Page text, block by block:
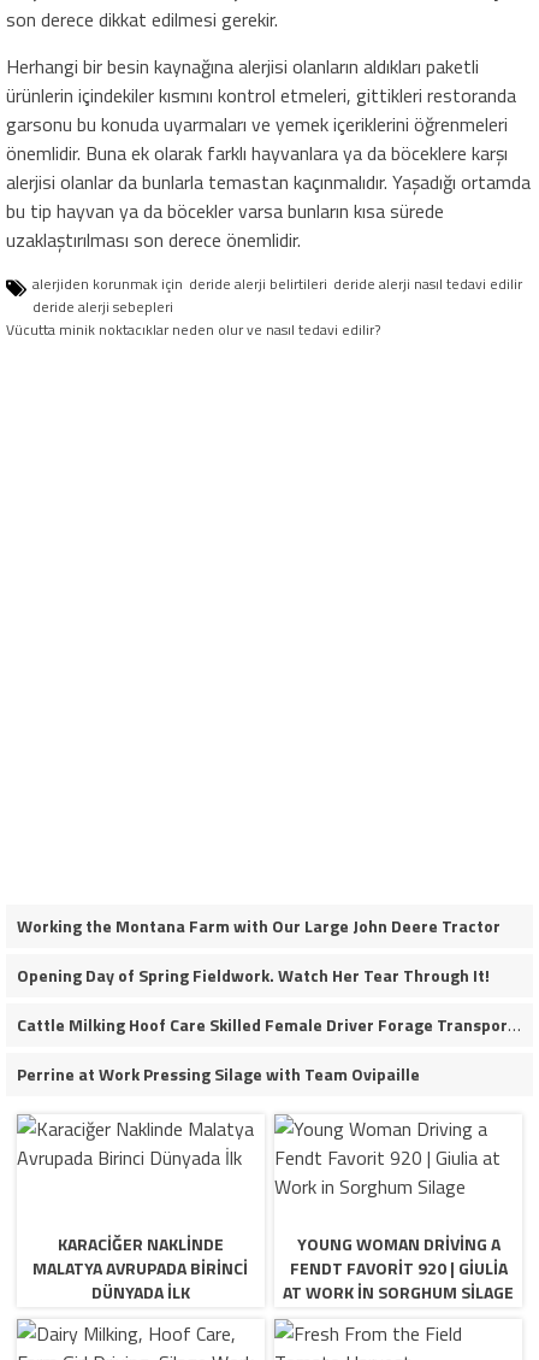
son derece dikkat edilmesi gerekir.
Herhangi bir besin kaynağına alerjisi olanların aldıkları paketli
ürünlerin içindekiler kısmını kontrol etmeleri, gittikleri restoranda
garsonu bu konuda uyarmaları ve yemek içeriklerini öğrenmeleri
önemlidir. Buna ek olarak farklı hayvanlara ya da böceklere karşı
alerjisi olanlar da bunlarla temastan kaçınmalıdır. Yaşadığı ortamda
bu tip hayvan ya da böcekler varsa bunların kısa sürede
uzaklaştırılması son derece önemlidir.
alerjiden korunmak için deride alerji belirtileri deride alerji nasıl tedavi edilir
deride alerji sebepleri
Vücutta minik noktacıklar neden olur ve nasıl tedavi edilir?
Working the Montana Farm with Our Large John Deere Tractor
Opening Day of Spring Fieldwork. Watch Her Tear Through It!
Cattle Milking Hoof Care Skilled Female Driver Forage Transport Calf Moving Operations
Perrine at Work Pressing Silage with Team Ovipaille
KARACIĞER NAKLINDE
MALATYA AVRUPADA BIRINCI
DÜNYADA İLK
YOUNG WOMAN DRIVING A
FENDT FAVORIT 920 | GIULIA
AT WORK IN SORGHUM SILAGE